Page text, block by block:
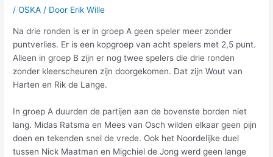
/OSKA / Door Erik Wille
Na drie ronden is er in groep A geen speler meer zonder
puntverlies. Er is een kopgroep van acht spelers met 2,5 punt.
Alleen in groep B zijn er nog twee spelers die drie ronden
zonder kleerscheuren zijn doorgekomen. Dat zijn Wout van
Harten en Rik de Lange.
In groep A duurden de partijen aan de bovenste borden niet
lang. Midas Ratsma en Mees van Osch wilden elkaar geen pijn
doen en tekenden snel de vrede. Ook het Noordelijke duel
tussen Nick Maatman en Migchiel de Jong werd geen lange